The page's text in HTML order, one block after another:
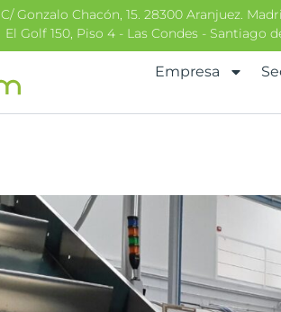
C/ Gonzalo Chacón, 15. 28300 Aranjuez.
El Golf 150, Piso 4 - Las Condes - Santiago
Empresa